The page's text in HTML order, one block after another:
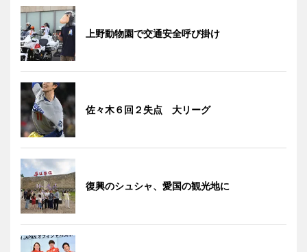
上野動物園で交通安全呼び掛け
佐々木６回２失点 大リーグ
復興のシュシャ、愛国の観光地に